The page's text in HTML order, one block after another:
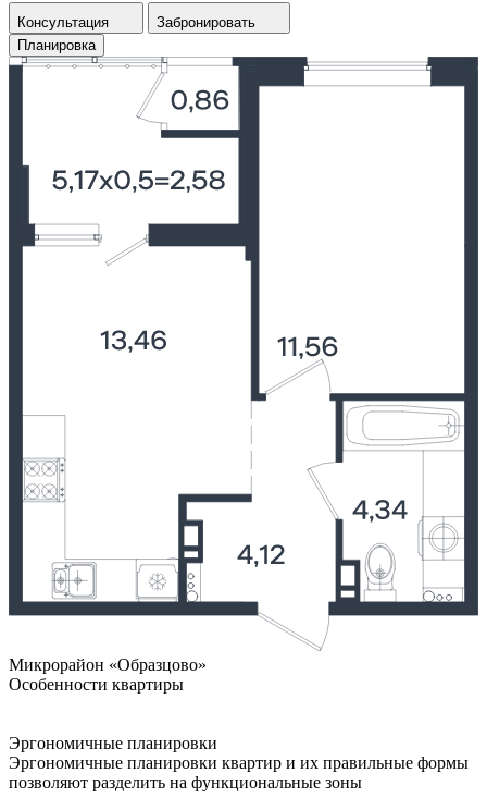
Консультация
Забронировать
Планировка
Микрорайон «Образцово»
Особенности квартиры
Эргономичные планировки
Эргономичные планировки квартир и их правильные формы
позволяют разделить на функциональные зоны